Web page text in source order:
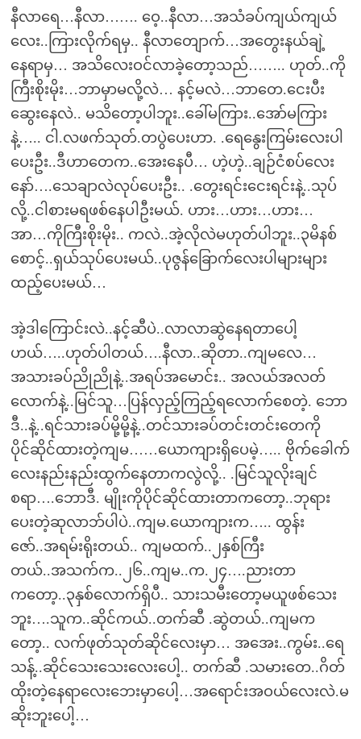
နီလာရေ…နီလာ……. ဝေ့..နီလာ…အသံခပ်ကျယ်ကျယ်
လေး..ကြားလိုက်ရမှ.. နီလာတျောက်…အတွေးနယ်ချဲ့
နေရာမှ… အသိလေးဝင်လာခဲ့တော့သည်…….. ဟုတ်..ကို
ကြီးစိုးမိုး…ဘာမှာမလို့လဲ… နင့်မလဲ…ဘာတေ.ငေးပီး
ဆွေးနေလဲ.. မသိတော့ပါဘူး..ခေါ်မကြား..အော်မကြား
နဲ့….. ငါ.လဖက်သုတ်.တပွဲပေးဟာ. .ရေနွေးကြမ်းလေးပါ
ပေးဦး..ဒီဟာတေက..အေးနေပီ… ဟဲ့ဟဲ့..ချဉ်ငံစပ်လေး
နော်….သေချာလဲလုပ်ပေးဦး.. .တွေးရင်းငေးရင်းနဲ့..သုပ်
လို့..ငါစားမရဖစ်နေပါဦးမယ်. ဟား…ဟား…ဟား…
အာ…ကိုကြီးစိုးမိုး.. ကလဲ..အဲ့လိုလဲမဟုတ်ပါဘူး..၃မိနစ်
စောင့်..ရှယ်သုပ်ပေးမယ်..ပုဇွန်ခြောက်လေးပါများများ
ထည့်ပေးမယ်…
အဲ့ဒါကြောင်းလဲ..နင့်ဆီပဲ..လာလာဆွဲနေရတာပေါ့
ဟယ်…..ဟုတ်ပါတယ်….နီလာ..ဆိုတာ..ကျမလေ…
အသားခပ်ညိုညိုနဲ့..အရပ်အမောင်း.. အလယ်အလတ်
လောက်နဲ့..မြင်သူ…ပြန်လှည့်ကြည့်ရလောက်စေတဲ့. ဘော
ဒီ..နဲ့..ရင်သားခပ်မို့မို့နဲ့..တင်သားခပ်တင်းတင်းတေကို
ပိုင်ဆိုင်ထားတဲ့ကျမ……ယောကျားရှိပေမဲ့….. ဗိုက်ခေါက်
လေးနည်းနည်းထွက်နေတာကလွဲလို့.. .မြင်သူလိုးချင်
စရာ….ဘောဒီ. မျိုးကိုပိုင်ဆိုင်ထားတာကတော့..ဘုရား
ပေးတဲ့ဆုလာဘ်ပါပဲ..ကျမ.ယောကျားက….. ထွန်း
ဇော်..အရမ်းရိုးတယ်.. ကျမထက်..၂နှစ်ကြီး
တယ်..အသက်က..၂၆..ကျမ..က.၂၄….ညားတာ
ကတော့..၃နှစ်လောက်ရှိပီ.. သားသမီးတော့မယူဖစ်သေး
ဘူး….သူက..ဆိုင်ကယ်..တက်ဆီ .ဆွဲတယ်..ကျမက
တော့.. လက်ဖုတ်သုတ်ဆိုင်လေးမှာ… အအေး..ကွမ်း..ရေ
သန့်..ဆိုင်သေးသေးလေးပေါ့.. တက်ဆီ .သမားတေ..ဂိတ်
ထိုးတဲ့နေရာလေးဘေးမှာပေါ့…အရောင်းအဝယ်လေးလဲ.မ
ဆိုးဘူးပေါ့…